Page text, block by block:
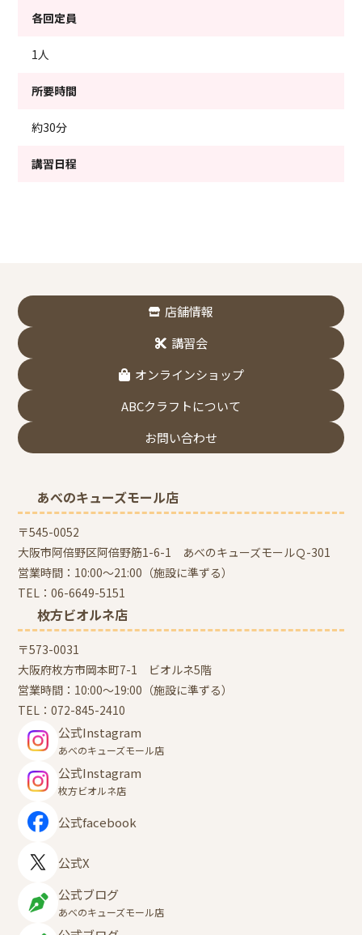
各回定員
1人
所要時間
約30分
講習日程
店舗情報
講習会
オンラインショップ
ABCクラフトについて
お問い合わせ
あべのキューズモール店
〒545-0052
大阪市阿倍野区阿倍野筋1-6-1 あべのキューズモールＱ-301
営業時間：10:00～21:00（施設に準ずる）
TEL：06-6649-5151
枚方ビオルネ店
〒573-0031
大阪府枚方市岡本町7-1 ビオルネ5階
営業時間：10:00～19:00（施設に準ずる）
TEL：072-845-2410
公式Instagram
あべのキューズモール店
公式Instagram
枚方ビオルネ店
公式facebook
公式X
公式ブログ
あべのキューズモール店